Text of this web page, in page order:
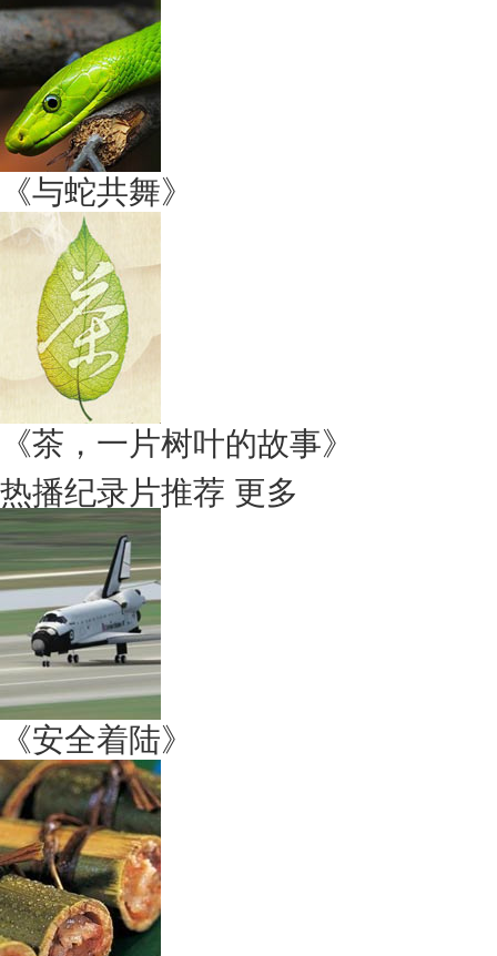
《与蛇共舞》
《茶，一片树叶的故事》
热播纪录片推荐 更多
《安全着陆》